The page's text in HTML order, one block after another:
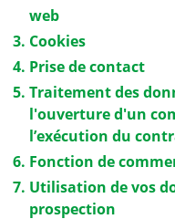
web
Cookies
Prise de contact
Traitement des
l'ouverture d'un
l’exécution du
Fonction de
Utilisation de vos
prospection